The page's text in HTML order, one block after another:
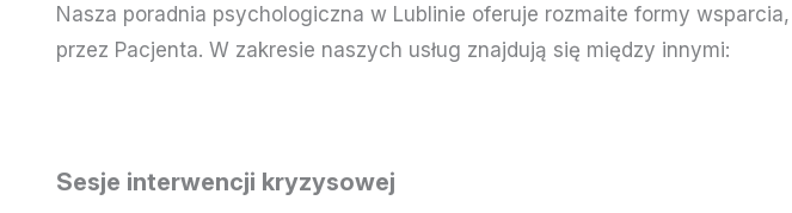
Nasza poradnia psychologiczna w Lublinie oferuje rozmaite formy
przez Pacjenta. W zakresie naszych usług znajdują się między innymi:
Sesje interwencji kryzysowej